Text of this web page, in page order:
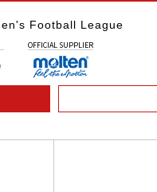
Football League
OFFICIAL SUPPLIER